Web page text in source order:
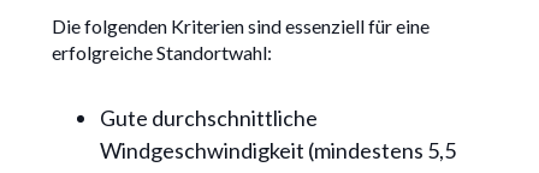
Die folgenden Kriterien sind essenziell für eine
erfolgreiche Standortwahl:
Gute durchschnittliche
Windgeschwindigkeit (mindestens 5,5